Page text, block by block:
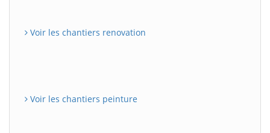
Voir les chantiers renovation
Voir les chantiers peinture